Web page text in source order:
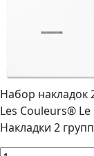
Набор накладок
Les Couleurs®
Накладки 2